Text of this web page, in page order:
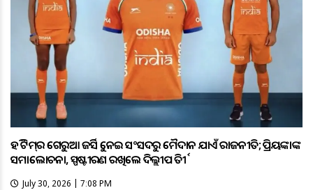
ହକି ଟିମ୍‌ର ଗେରୁଆ ଜର୍ସିକୁ ନେଇ ସଂସଦରୁ ମୈଦାନ ଯାଏଁ ରାଜନୀତି; ପ୍ରିୟଙ୍କାଙ୍କ
ସମାଲୋଚନା, ସ୍ପଷ୍ଟୀକରଣ ରଖିଲେ ଦିଲ୍ଲୀପ ତିର୍କୀ
July 30, 2026 | 7:08 PM